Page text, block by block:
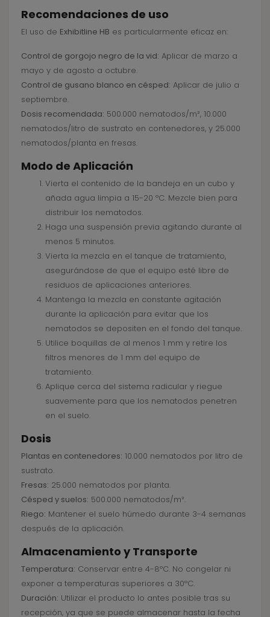
Recomendaciones de uso
El uso de Exhibitline HB es particularmente eficaz en:
Control de gorgojo negro de la vid: Aplicar de marzo a
mayo y de agosto a octubre.
Control de gusano blanco en césped: Aplicar de julio a
septiembre.
Dosis recomendada: 500.000 nematodos/m², 10.000
nematodos/litro de sustrato en contenedores, y 25.000
nematodos/planta en fresas.
Modo de Aplicación
Vierta el contenido de la bandeja en un cubo y
añada agua limpia a 15-20 ºC. Mezcle bien para
distribuir los nematodos.
Haga una suspensión previa agitando durante al
menos 5 minutos.
Vierta la mezcla en el tanque de tratamiento,
asegurándose de que el equipo esté libre de
residuos de aplicaciones anteriores.
Mantenga la mezcla en constante agitación
durante la aplicación para evitar que los
nematodos se depositen en el fondo del tanque.
Utilice boquillas de al menos 1 mm y retire los
filtros menores de 1 mm del equipo de
tratamiento.
Aplique cerca del sistema radicular y riegue
suavemente para que los nematodos penetren
en el suelo.
Dosis
Plantas en contenedores: 10.000 nematodos por litro de
sustrato.
Fresas: 25.000 nematodos por planta.
Césped y suelos: 500.000 nematodos/m².
Riego: Mantener el suelo húmedo durante 3-4 semanas
después de la aplicación.
Almacenamiento y Transporte
Temperatura: Conservar entre 4-8ºC. No congelar ni
exponer a temperaturas superiores a 30ºC.
Duración: Utilizar el producto lo antes posible tras su
recepción, ya que se puede almacenar hasta la fecha